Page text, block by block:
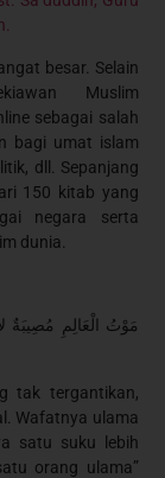
besar. Selain
Muslim
sebagai salah
bagi umat islam
dll. Sepanjang
150 kitab yang
negara serta
dunia.
مَوْتُ الْعَالِمِ مُصِيبَةٌ
tak tergantikan,
Wafatnya ulama
satu suku lebih
orang ulama”